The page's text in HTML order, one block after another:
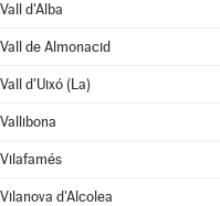
Vall d'Alba
Vall de Almonacid
Vall d'Uixó (La)
Vallibona
Vilafamés
Vilanova d'Alcolea